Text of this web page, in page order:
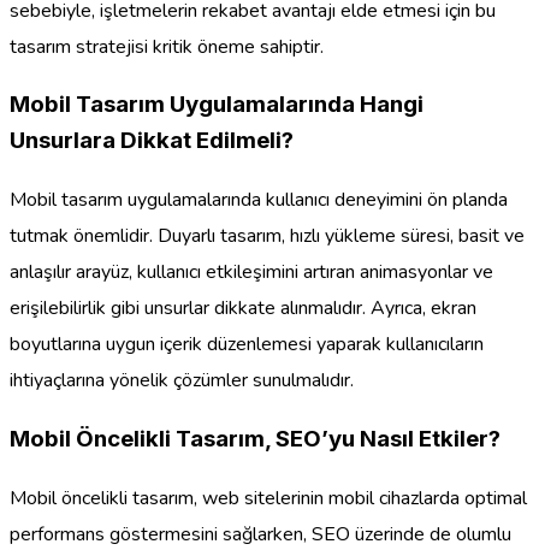
sebebiyle, işletmelerin rekabet avantajı elde etmesi için bu
tasarım stratejisi kritik öneme sahiptir.
Mobil Tasarım Uygulamalarında Hangi
Unsurlara Dikkat Edilmeli?
Mobil tasarım uygulamalarında kullanıcı deneyimini ön planda
tutmak önemlidir. Duyarlı tasarım, hızlı yükleme süresi, basit ve
anlaşılır arayüz, kullanıcı etkileşimini artıran animasyonlar ve
erişilebilirlik gibi unsurlar dikkate alınmalıdır. Ayrıca, ekran
boyutlarına uygun içerik düzenlemesi yaparak kullanıcıların
ihtiyaçlarına yönelik çözümler sunulmalıdır.
Mobil Öncelikli Tasarım, SEO’yu Nasıl Etkiler?
Mobil öncelikli tasarım, web sitelerinin mobil cihazlarda optimal
performans göstermesini sağlarken, SEO üzerinde de olumlu